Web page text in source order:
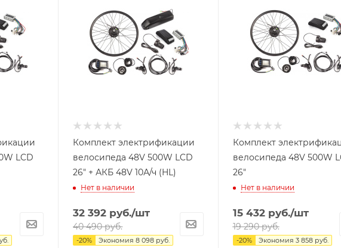
LCD
Комплект электрификации
велосипеда 48V 500W LCD
26" + АКБ 48V 10А/ч (HL)
Нет в наличии
32 392 руб./шт
40 490руб.
-20% Экономия 8 098 руб.
Комплект
велосипеда 48V 500W
26"
Нет в наличии
15 432руб./шт
19 290руб.
-20% Экономия 3 858руб.